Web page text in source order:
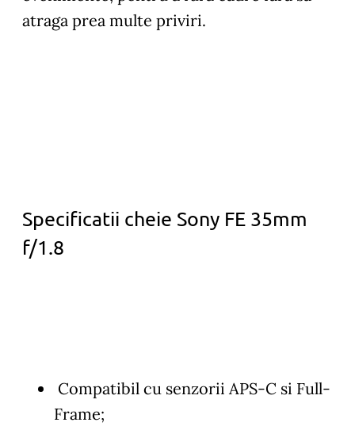
atraga prea multe priviri.
Specificatii cheie Sony FE 35mm
f/1.8
Compatibil cu senzorii APS-C si Full-
Frame;